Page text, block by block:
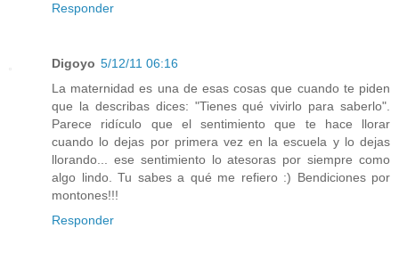
Responder
Digoyo 5/12/11 06:16
La maternidad es una de esas cosas que cuando te piden
que la describas dices: "Tienes qué vivirlo para saberlo".
Parece ridículo que el sentimiento que te hace llorar
cuando lo dejas por primera vez en la escuela y lo dejas
llorando... ese sentimiento lo atesoras por siempre como
algo lindo. Tu sabes a qué me refiero :) Bendiciones por
montones!!!
Responder